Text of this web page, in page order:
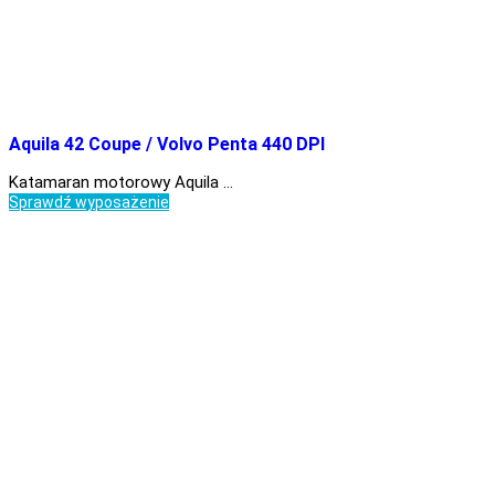
Aquila 42 Coupe / Volvo Penta 440 DPI
Katamaran motorowy Aquila …
Sprawdź wyposażenie